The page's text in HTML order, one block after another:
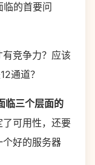
的首要问
竞争力？应该
通道？
临三个层面的
可用性，还要
好的服务器